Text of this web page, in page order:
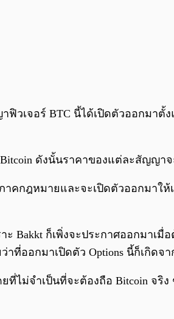
เจอร์ BTC นี้ได้เปิดตัวออกมาตั้
ดังนั้นราคาของแต่ละสัญญาจ
คกฎหมายและจะเปิดตัวออกมา
Bakkt ก็เพิ่งจะประกาศออกมาเมื่
ออกมาเปิดตัว Options นี้ก็เกิดจ
ที่ไม่จำเป็นที่จะต้องถือ Bitcoin จริง